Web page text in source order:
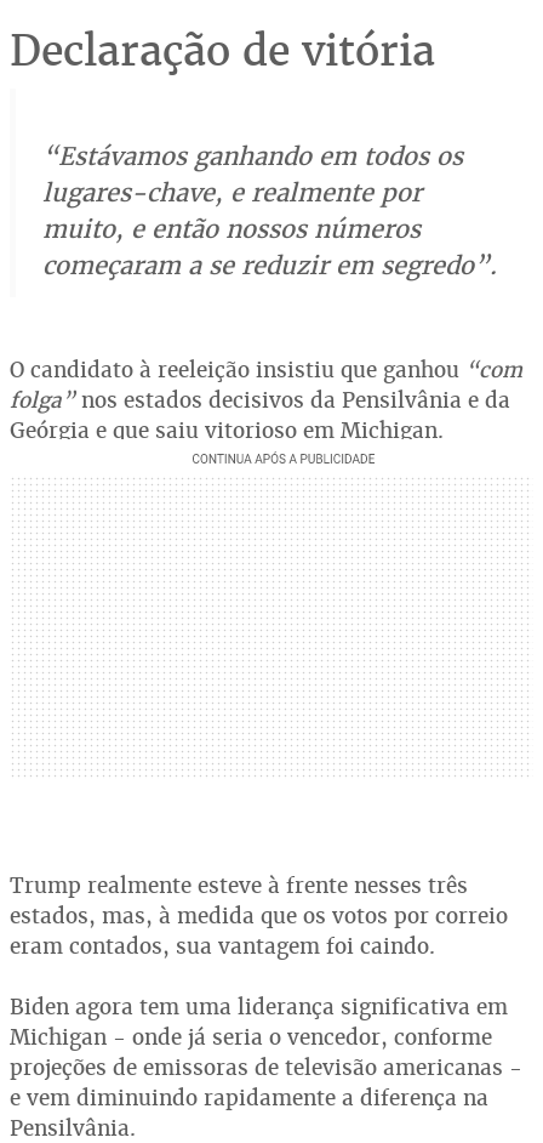
Declaração de vitória
“Estávamos ganhando em todos os
lugares-chave, e realmente por
muito, e então nossos números
começaram a se reduzir em segredo”.
O candidato à reeleição insistiu que ganhou “com
folga”nos estados decisivos da Pensilvânia e da
Geórgia e que saiu vitorioso em Michigan.
Trump realmente esteve à frente nesses três
estados, mas, à medida que os votos por correio
eram contados, sua vantagem foi caindo.
Biden agora tem uma liderança significativa em
Michigan - onde já seria o vencedor, conforme
projeções de emissoras de televisão americanas -
e vem diminuindo rapidamente a diferença na
Pensilvânia.